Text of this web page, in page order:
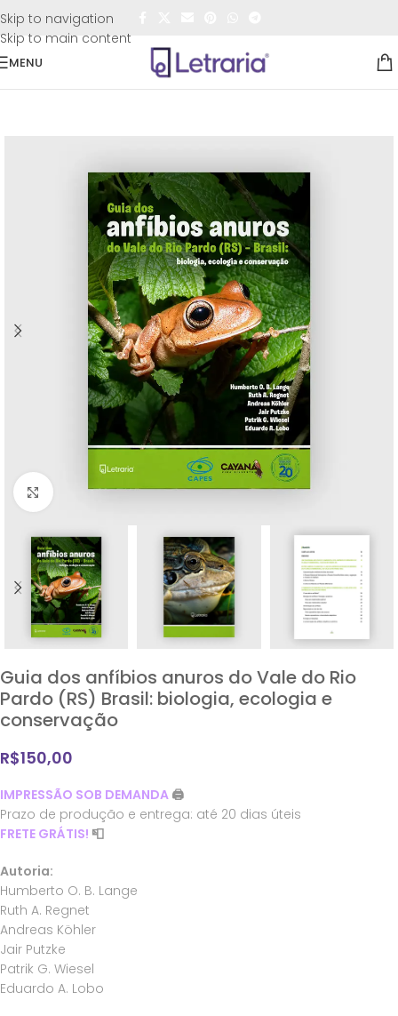
Skip to navigation
Skip to main content
FRETE GRÁTIS
MENU
Acadêmicos
Clique para ampliar
Guia dos anfíbios anuros do Vale do Rio
Pardo (RS) Brasil: biologia, ecologia e
conservação
R$150,00
IMPRESSÃO SOB DEMANDA 🖨️
Prazo de produção e entrega: até 20 dias úteis
FRETE GRÁTIS! 📮
Autoria:
Humberto O. B. Lange
Ruth A. Regnet
Andreas Köhler
Jair Putzke
Patrik G. Wiesel
Eduardo A. Lobo